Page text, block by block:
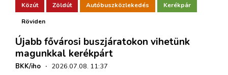
Közút Zöldút Autóbuszközlekedés Kerékpár
Röviden
Újabb fővárosi buszjáratokon vihetünk
magunkkal kerékpárt
BKK/iho · 2026.07.08. 11:37